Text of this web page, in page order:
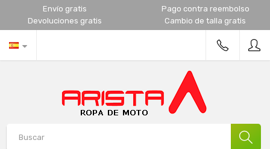
Envío gratis
Pago contra reembolso
Devoluciones gratis
Cambio de talla gratis